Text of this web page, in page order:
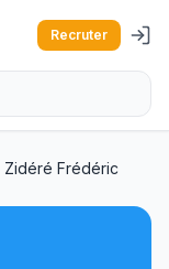
Recruter
Zidéré Frédéric